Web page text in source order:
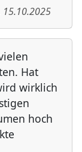
15.10.2025
Hat
wirklich
hoch